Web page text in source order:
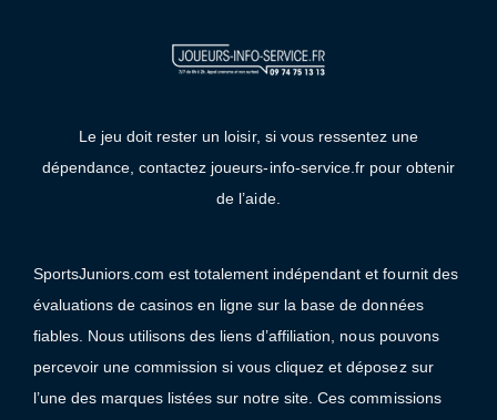
Le jeu doit rester un loisir, si vous ressentez une
dépendance, contactez joueurs-info-service.fr pour obtenir
de l’aide.
SportsJuniors.com est totalement indépendant et fournit des
évaluations de casinos en ligne sur la base de données
fiables. Nous utilisons des liens d’affiliation, nous pouvons
percevoir une commission si vous cliquez et déposez sur
l’une des marques listées sur notre site. Ces commissions